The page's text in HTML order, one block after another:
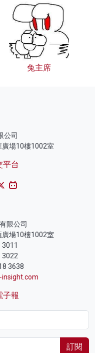
兔主席
公司
廣場10樓1002室
平台
限公司
廣場10樓1002室
3011
3022
3638
子報
訂閱